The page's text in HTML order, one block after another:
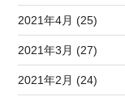
2021年4月 (25)
2021年3月 (27)
2021年2月 (24)